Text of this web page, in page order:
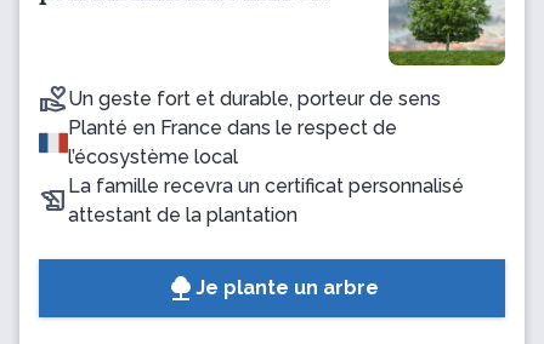
Un geste fort et durable, porteur de sens
Planté en France dans le respect de
l’écosystème local
La famille recevra un certificat personnalisé
attestant de la plantation
Je plante un arbre